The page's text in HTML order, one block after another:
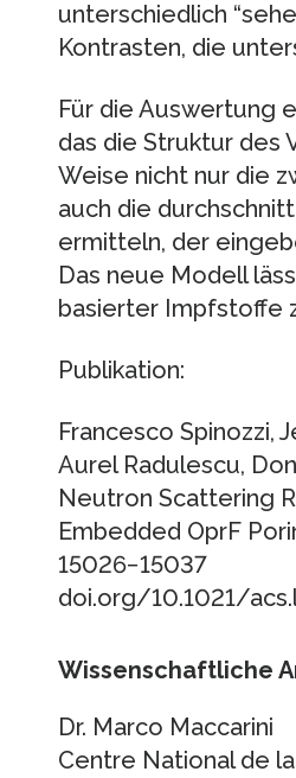
unterschiedlich
Kontrasten, die
Für die Auswertung
das die Struktur des
Weise nicht nur die
auch die
ermitteln, der
Das neue Modell
basierter Impfstoffe
Publikation:
Francesco Spinozzi,
Aurel Radulescu,
Neutron Scattering
Embedded OprF
15026−15037
doi.org/10.1021/
Wissenschaftliche
Dr. Marco Maccarini
Centre National de